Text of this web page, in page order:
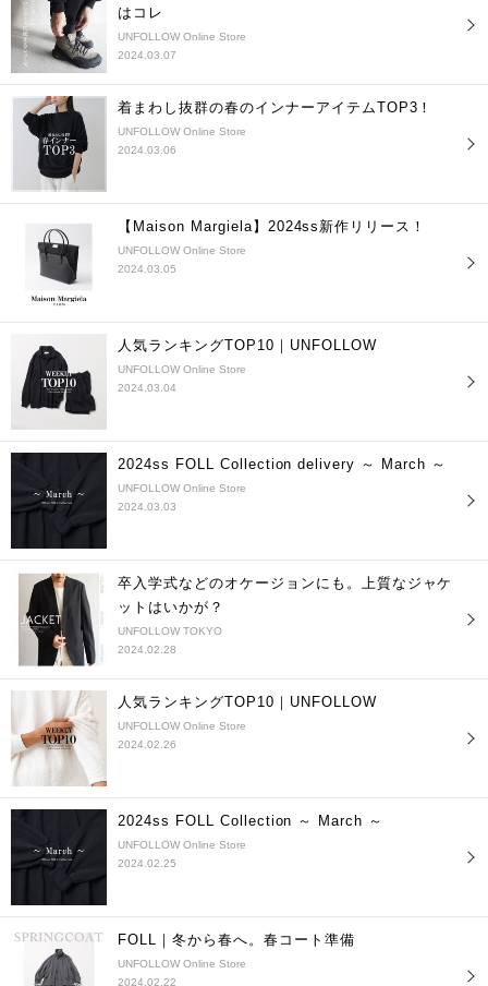
はコレ
UNFOLLOW Online Store
2024.03.07
着まわし抜群の春のインナーアイテムTOP3！
UNFOLLOW Online Store
2024.03.06
【Maison Margiela】2024ss新作リリース！
UNFOLLOW Online Store
2024.03.05
人気ランキングTOP10｜UNFOLLOW
UNFOLLOW Online Store
2024.03.04
2024ss FOLL Collection delivery ～ March ～
UNFOLLOW Online Store
2024.03.03
卒入学式などのオケージョンにも。上質なジャケ
ットはいかが？
UNFOLLOW TOKYO
2024.02.28
人気ランキングTOP10｜UNFOLLOW
UNFOLLOW Online Store
2024.02.26
2024ss FOLL Collection ～ March ～
UNFOLLOW Online Store
2024.02.25
FOLL｜冬から春へ。春コート準備
UNFOLLOW Online Store
2024.02.22